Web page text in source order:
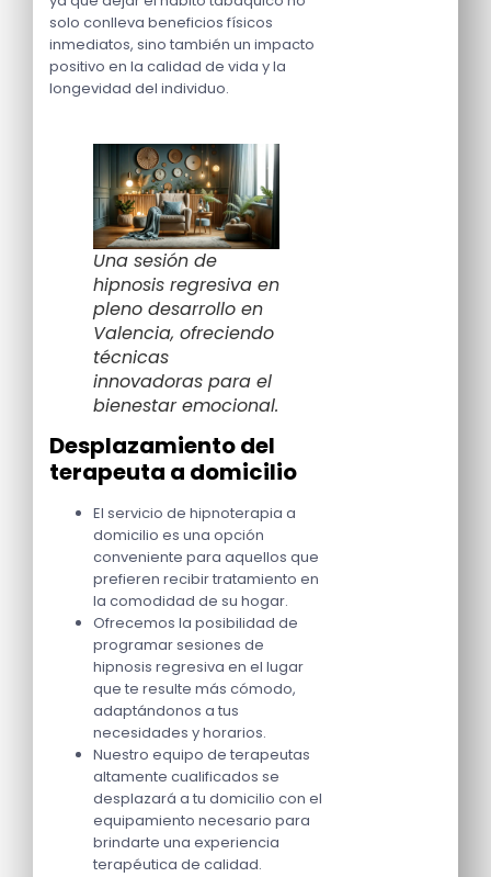
solo conlleva beneficios físicos
inmediatos, sino también un impacto
positivo en la calidad de vida y la
longevidad del individuo.
Una sesión de
hipnosis regresiva en
pleno desarrollo en
Valencia, ofreciendo
técnicas
innovadoras para el
bienestar emocional.
Desplazamiento del
terapeuta a domicilio
El servicio de hipnoterapia a
domicilio es una opción
conveniente para aquellos que
prefieren recibir tratamiento en
la comodidad de su hogar.
Ofrecemos la posibilidad de
programar sesiones de
hipnosis regresiva en el lugar
que te resulte más cómodo,
adaptándonos a tus
necesidades y horarios.
Nuestro equipo de terapeutas
altamente cualificados se
desplazará a tu domicilio con el
equipamiento necesario para
brindarte una experiencia
terapéutica de calidad.